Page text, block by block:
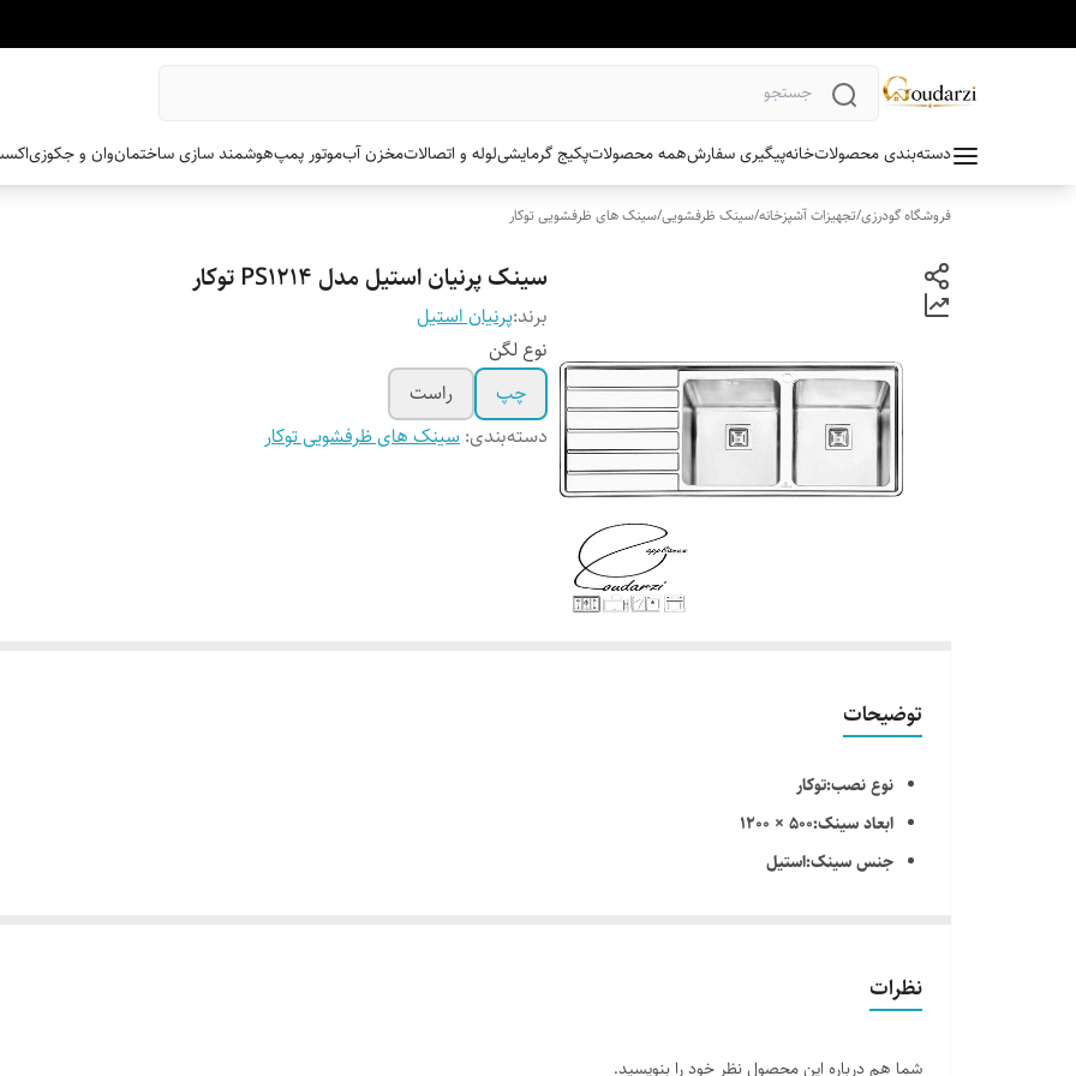
دسته‌بندی محصولاتخانهپیگیری سفارشهمه محصولاتپکیج گرمایشیلوله و اتصالاتمخزن آبموتور پمپهوشمند سازی ساختمانوان و جکوزی
فروشگاه گودرزی/تجهیزات آشپزخانه/سینک ظرفشویی/سینک های ظرفشویی توکار
سینک پرنیان استیل مدل PS1214 توکار
برند:پرنیان استیل
نوع لگن
چپ
راست
دسته‌بندی: سینک های ظرفشویی توکار
توضیحات
نوع نصب:توکار
ابعاد سینک:500 × 1200
جنس سینک:استیل
طرح سینک:فانتزی
نوع سیفون:معمولی
نظرات
شما هم درباره این محصول نظر خود را بنویسید.